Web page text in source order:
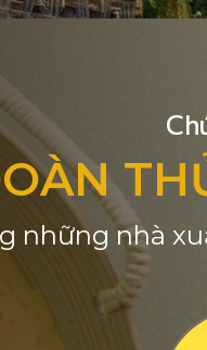
những nhà